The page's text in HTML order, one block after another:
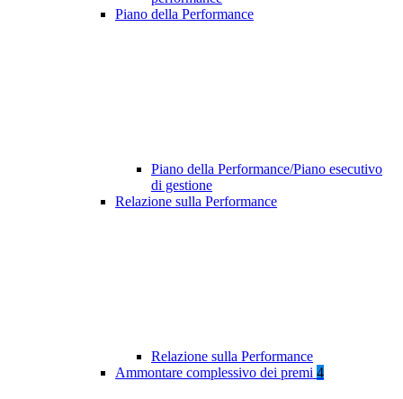
Piano della Performance
Piano della Performance/Piano esecutivo
di gestione
Relazione sulla Performance
Relazione sulla Performance
Ammontare complessivo dei premi 4